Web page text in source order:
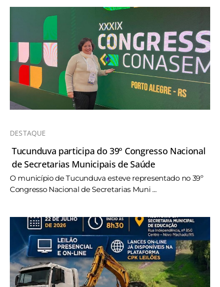
DESTAQUE
Tucunduva participa do 39º Congresso Nacional
de Secretarias Municipais de Saúde
O município de Tucunduva esteve representado no 39º
Congresso Nacional de Secretarias Muni ...